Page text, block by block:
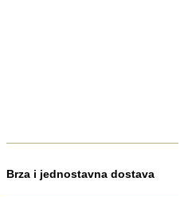
Brza i jednostavna dostava